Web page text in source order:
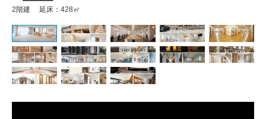
2階建 延床：428㎡